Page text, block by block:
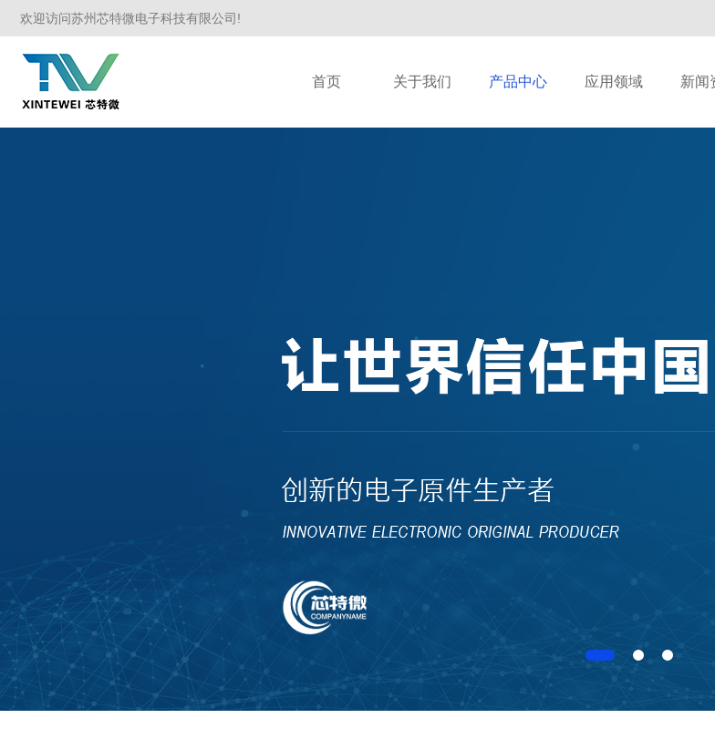
欢迎访问苏州芯特微电子科技有限公司!
首页 关于我们 产品中心 应用领域 新闻